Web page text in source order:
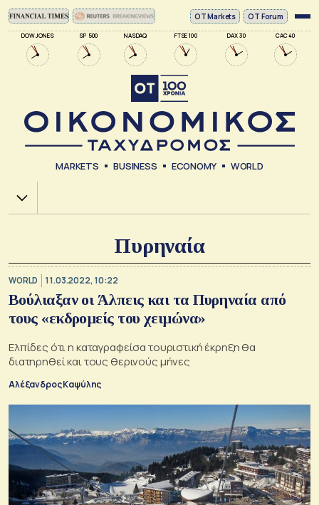
DOW JONES SP 500 NASDAQ FTSE 100 DAX 30 CAC 40
ΟΤ Markets OT Forum
MARKETS BUSINESS ECONOMY WORLD
Χ.Α.
Πυρηναία
WORLD 11.03.2022, 10:22
Βούλιαξαν οι Άλπεις και τα Πυρηναία από
τους «εκδρομείς του χειμώνα»
Ελπίδες ότι η καταγραφείσα τουριστική έκρηξη θα
διατηρηθεί και τους θερινούς μήνες
Αλέξανδρος Καψύλης